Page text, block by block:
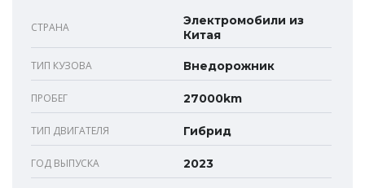
СТРАНА
Электромобили из
Китая
ТИП КУЗОВА Внедорожник
ПРОБЕГ 27000km
ТИП ДВИГАТЕЛЯ Гибрид
ГОД ВЫПУСКА 2023